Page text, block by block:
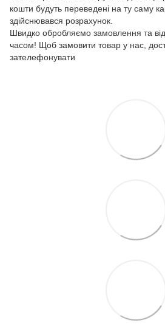
кошти будуть переведені на ту саму
здійснювався розрахунок.
Швидко обробляємо замовлення та
часом! Щоб замовити товар у нас,
зателефонувати